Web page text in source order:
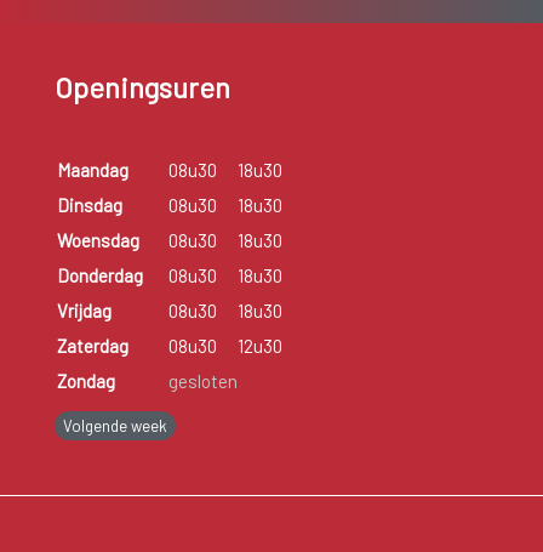
Openingsuren
Maandag 08u30
18u30
Dinsdag
08u30
18u30
Woensdag
08u30
18u30
Donderdag
08u30
18u30
Vrijdag
08u30
18u30
Zaterdag
08u30
12u30
Zondag
gesloten
Volgende week